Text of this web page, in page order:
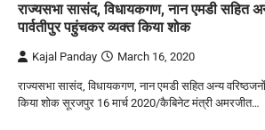
राज्यसभा सासंद, विधायकगण, नान एमडी सहित
पार्वतीपुर पहुंचकर व्यक्त किया शोक
Kajal Panday March 16, 2020
राज्यसभा सासंद, विधायकगण, नान एमडी सहित अन्य
किया शोक सूरजपुर 16 मार्च 2020/कैबिनेट मंत्री अमरजीत…